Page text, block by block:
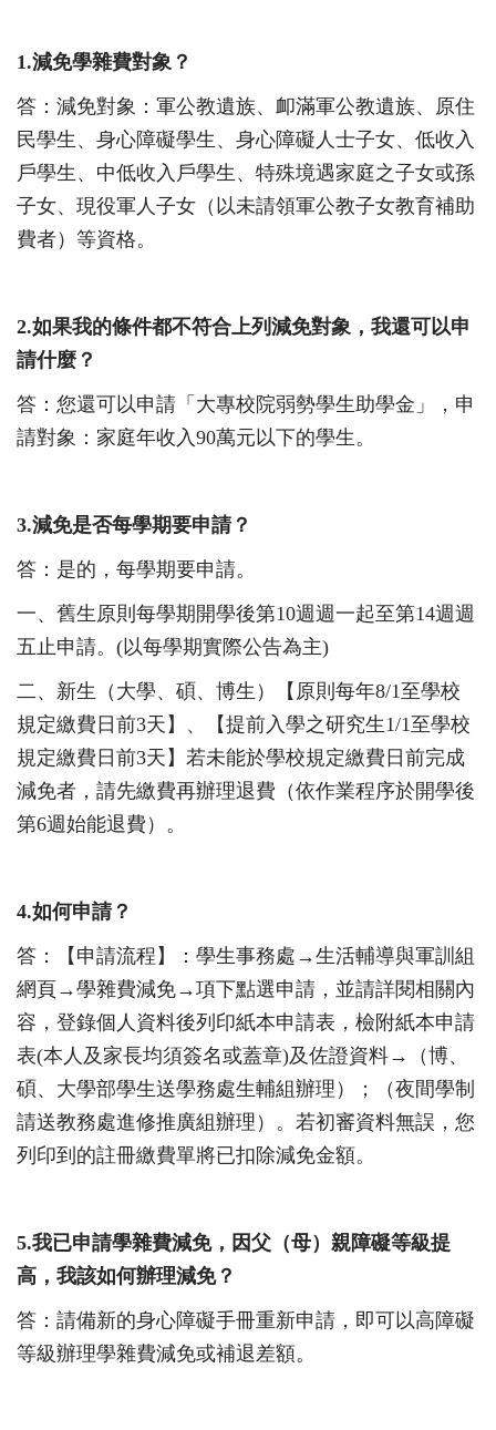
1.減免學雜費對象？
答：減免對象：軍公教遺族、卹滿軍公教遺族、原住
民學生、身心障礙學生、身心障礙人士子女、低收入
戶學生、中低收入戶學生、特殊境遇家庭之子女或孫
子女、現役軍人子女（以未請領軍公教子女教育補助
費者）等資格。
2.如果我的條件都不符合上列減免對象，我還可以申
請什麼？
答：您還可以申請「大專校院弱勢學生助學金」，申
請對象：家庭年收入90萬元以下的學生。
3.減免是否每學期要申請？
答：是的，每學期要申請。
一、舊生原則每學期開學後第10週週一起至第14週週
五止申請。(以每學期實際公告為主)
二、新生（大學、碩、博生）【原則每年8/1至學校
規定繳費日前3天】、【提前入學之研究生1/1至學校
規定繳費日前3天】若未能於學校規定繳費日前完成
減免者，請先繳費再辦理退費（依作業程序於開學後
第6週始能退費）。
4.如何申請？
答：【申請流程】： 學生事務處 →生活輔導與軍訓組
網頁→學雜費減免→項下點選申請，並請詳閱相關內
容，登錄個人資料後列印紙本申請表，檢附紙本申請
表(本人及家長均須簽名或蓋章)及佐證資料→（博、
碩、大學部學生送學務處生輔組辦理）；（夜間學制
請送教務處進修推廣組辦理）。若初審資料無誤，您
列印到的註冊繳費單將已扣除減免金額。
5.我已申請學雜費減免，因父（母）親障礙等級提
高，我該如何辦理減免？
答：請備新的身心障礙手冊重新申請，即可以高障礙
等級辦理學雜費減免或補退差額。